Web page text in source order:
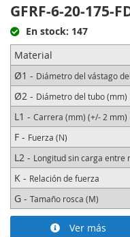
GFRF-6-20-175-
En stock: 147
Material
Ø1 - Diámetro del vástago
Ø2 - Diámetro del tubo (mm)
L1 - Carrera (mm) (+/- 2 mm)
F - Fuerza (N)
L2 - Longitud sin carga entre
K - Relación de fuerza
G - Tamaño rosca (M)
Ver más